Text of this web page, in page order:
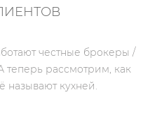
честные брокеры /
рассмотрим, как
кухней.